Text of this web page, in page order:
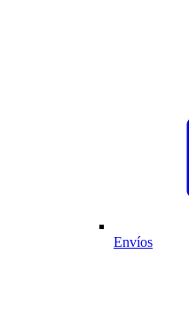
Envíos